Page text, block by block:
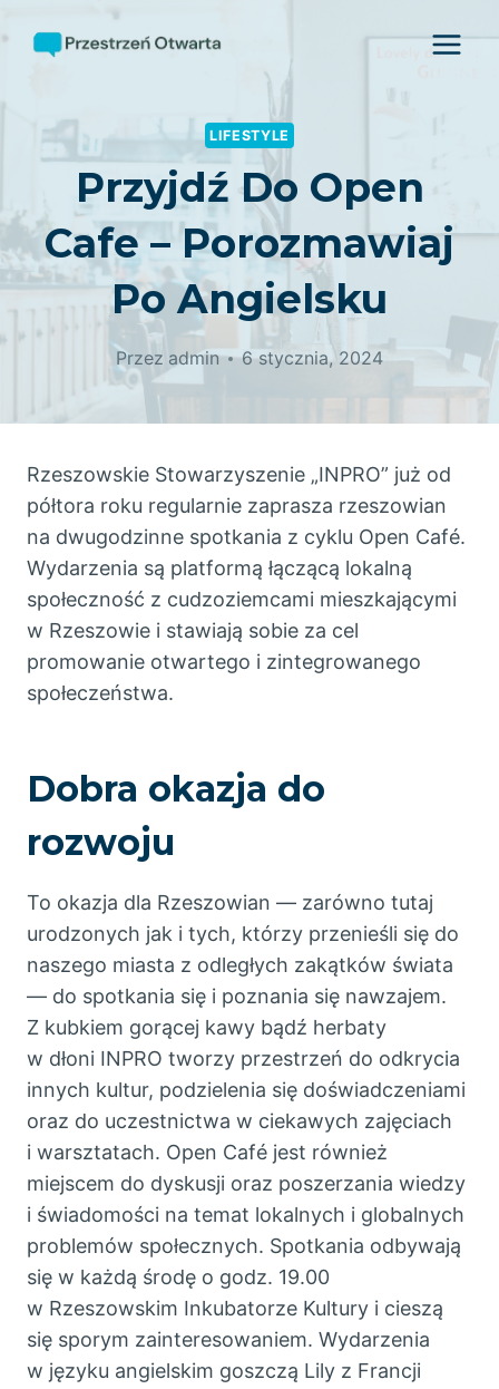
do
LIFESTYLE
Przyjdź Do Open
Cafe – Porozmawiaj
Po Angielsku
Przez admin 6 stycznia, 2024
Rzeszowskie Stowarzyszenie „INPRO” już od
półtora roku regularnie zaprasza rzeszowian
na dwugodzinne spotkania z cyklu Open Café.
Wydarzenia są platformą łączącą lokalną
społeczność z cudzoziemcami mieszkającymi
w Rzeszowie i stawiają sobie za cel
promowanie otwartego i zintegrowanego
społeczeństwa.
Dobra okazja do
rozwoju
To okazja dla Rzeszowian — zarówno tutaj
urodzonych jak i tych, którzy przenieśli się do
naszego miasta z odległych zakątków świata
— do spotkania się i poznania się nawzajem.
Z kubkiem gorącej kawy bądź herbaty
w dłoni INPRO tworzy przestrzeń do odkrycia
innych kultur, podzielenia się doświadczeniami
oraz do uczestnictwa w ciekawych zajęciach
i warsztatach. Open Café jest również
miejscem do dyskusji oraz poszerzania wiedzy
i świadomości na temat lokalnych i globalnych
problemów społecznych. Spotkania odbywają
się w każdą środę o godz. 19.00
w Rzeszowskim Inkubatorze Kultury i cieszą
się sporym zainteresowaniem. Wydarzenia
w języku angielskim goszczą Lily z Francji